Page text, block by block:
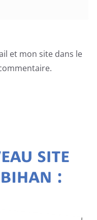
et mon site dans le